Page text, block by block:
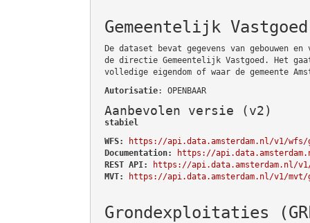
Gemeentelijk Vastgoed
De dataset bevat gegevens van gebouwen
de directie Gemeentelijk Vastgoed. Het
volledige eigendom of waar de gemeente
Autorisatie: OPENBAAR
Aanbevolen versie (v2)
stabiel
WFS:
https://api.data.amsterdam.nl/v1/wfs/
Documentation:
https://
REST API:
https://api.data.amsterdam.nl/
MVT:
https://api.data.amsterdam.nl/v1/mvt/
Grondexploitaties